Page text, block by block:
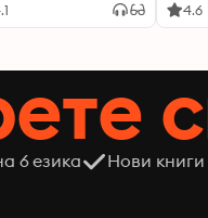
4.6
6 езика Нови книги